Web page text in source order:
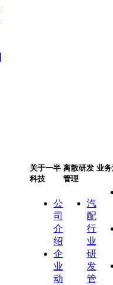
关于一半
科技
公
司
介
绍
企
业
动
离散研发
管理
汽
配
行
业
研
发
管
业